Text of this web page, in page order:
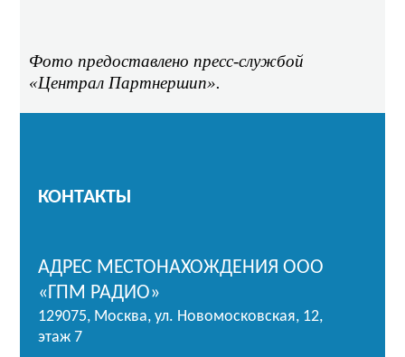
Фото предоставлено пресс-службой
«Централ Партнершип».
КОНТАКТЫ
АДРЕС МЕСТОНАХОЖДЕНИЯ ООО
«ГПМ РАДИО»
129075, Москва, ул. Новомосковская, 12,
этаж 7